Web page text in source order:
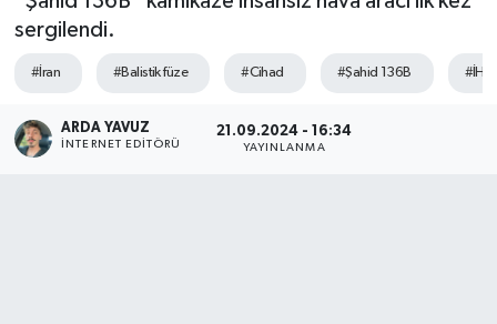
sergilendi.
#İran #Balistik füze #Cihad #Şahid 136B #İHA
ARDA YAVUZ
İNTERNET EDITÖRÜ
21.09.2024 - 16:34
YAYINLANMA
ULUSAL
RESMİ İLAN